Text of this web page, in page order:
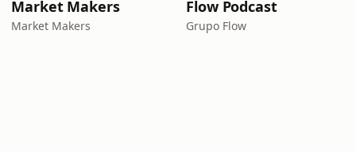
Market Makers
Market Makers
Flow Podcast
Grupo Flow